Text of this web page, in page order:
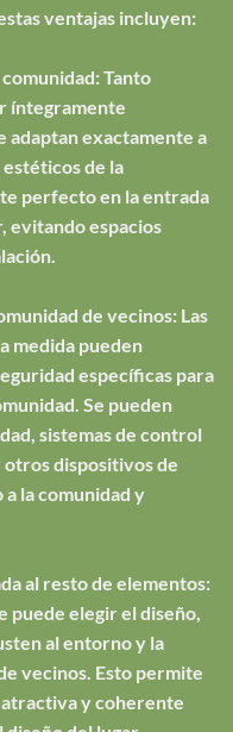
ventajas incluyen:
Tanto
íntegramente
adaptan exactamente a
de la
perfecto en la entrada
evitando espacios
de vecinos: Las
medida pueden
específicas para
Se pueden
sistemas de control
otros dispositivos de
la comunidad y
al resto de elementos:
puede elegir el diseño,
al entorno y la
vecinos. Esto permite
y coherente